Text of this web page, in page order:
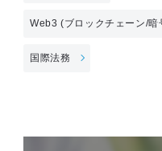
Web3 (ブロックチェーン/暗
国際法務